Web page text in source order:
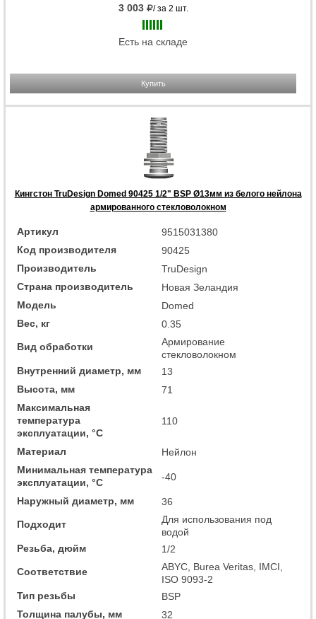
3 003 / за 2 шт.
Есть на складе
Купить
Кингстон TruDesign Domed 90425 1/2" BSP Ø13мм из белого нейлона
армированного стекловолокном
Артикул
9515031380
Код производителя
90425
Производитель
TruDesign
Страна производитель
Новая Зеландия
Модель
Domed
Вес, кг
0.35
Вид обработки
Армирование
стекловолокном
Внутренний диаметр, мм
13
Высота, мм
71
Максимальная
температура
эксплуатации, °C
110
Материал
Нейлон
Минимальная температура
эксплуатации, °C
-40
Наружный диаметр, мм
36
Подходит
Для использования под
водой
Резьба, дюйм
1/2
Соответствие
ABYC, Burea Veritas, IMCI,
ISO 9093-2
Тип резьбы
BSP
Толщина палубы, мм
32